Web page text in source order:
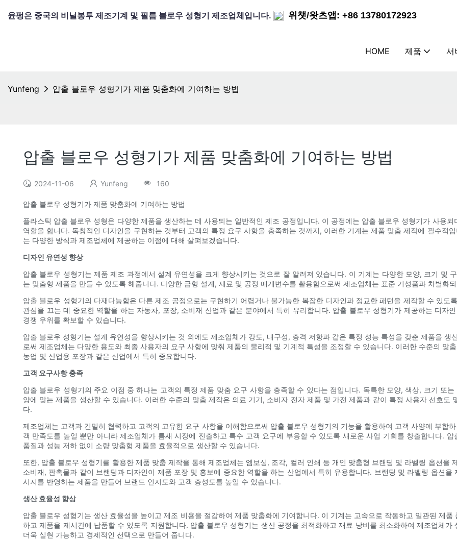
윤펑은 중국의 비닐봉투 제조기계 및 필름 블로우 성형기 제조업체입니다. 위챗/왓츠앱: +86 13780172923
HOME 제품 서
Yunfeng 압출 블로우 성형기가 제품 맞춤화에 기여하는 방법
압출 블로우 성형기가 제품 맞춤화에 기여하는 방법
2024-11-06 Yunfeng 160
압출 블로우 성형기가 제품 맞춤화에 기여하는 방법
플라스틱 압출 블로우 성형은 다양한 제품을 생산하는 데 사용되는 일반적인 제조 공정입니다. 이 공정에는 압출 블로우 성형기가 사용
역할을 합니다. 독창적인 디자인을 구현하는 것부터 고객의 특정 요구 사항을 충족하는 것까지, 이러한 기계는 제품 맞춤 제작에 필수적
는 다양한 방식과 제조업체에 제공하는 이점에 대해 살펴보겠습니다.
디자인 유연성 향상
압출 블로우 성형기는 제품 제조 과정에서 설계 유연성을 크게 향상시키는 것으로 잘 알려져 있습니다. 이 기계는 다양한 모양, 크기 및
는 맞춤형 제품을 만들 수 있도록 해줍니다. 다양한 금형 설계, 재료 및 공정 매개변수를 활용함으로써 제조업체는 표준 기성품과 차별화
압출 블로우 성형기의 다재다능함은 다른 제조 공정으로는 구현하기 어렵거나 불가능한 복잡한 디자인과 정교한 패턴을 제작할 수 있도
관심을 끄는 데 중요한 역할을 하는 자동차, 포장, 소비재 산업과 같은 분야에서 특히 유리합니다. 압출 블로우 성형기가 제공하는 디자
경쟁 우위를 확보할 수 있습니다.
압출 블로우 성형기는 설계 유연성을 향상시키는 것 외에도 제조업체가 강도, 내구성, 충격 저항과 같은 특정 성능 특성을 갖춘 제품을
로써 제조업체는 다양한 용도와 최종 사용자의 요구 사항에 맞춰 제품의 물리적 및 기계적 특성을 조정할 수 있습니다. 이러한 수준의 맞
농업 및 산업용 포장과 같은 산업에서 특히 중요합니다.
고객 요구사항 충족
압출 블로우 성형기의 주요 이점 중 하나는 고객의 특정 제품 맞춤 요구 사항을 충족할 수 있다는 점입니다. 독특한 모양, 색상, 크기 또
양에 맞는 제품을 생산할 수 있습니다. 이러한 수준의 맞춤 제작은 의료 기기, 소비자 전자 제품 및 가전 제품과 같이 특정 사용자 선호도
다.
제조업체는 고객과 긴밀히 협력하고 고객의 고유한 요구 사항을 이해함으로써 압출 블로우 성형기의 기능을 활용하여 고객 사양에 부합
객 만족도를 높일 뿐만 아니라 제조업체가 틈새 시장에 진출하고 특수 고객 요구에 부응할 수 있도록 새로운 사업 기회를 창출합니다.
품질과 성능 저하 없이 소량 맞춤형 제품을 효율적으로 생산할 수 있습니다.
또한, 압출 블로우 성형기를 활용한 제품 맞춤 제작을 통해 제조업체는 엠보싱, 조각, 컬러 인쇄 등 개인 맞춤형 브랜딩 및 라벨링 옵션을
소비재, 판촉물과 같이 브랜딩과 디자인이 제품 포장 및 홍보에 중요한 역할을 하는 산업에서 특히 유용합니다. 브랜딩 및 라벨링 옵션
시지를 반영하는 제품을 만들어 브랜드 인지도와 고객 충성도를 높일 수 있습니다.
생산 효율성 향상
압출 블로우 성형기는 생산 효율성을 높이고 제조 비용을 절감하여 제품 맞춤화에 기여합니다. 이 기계는 고속으로 작동하고 일관된 제
하고 제품을 제시간에 납품할 수 있도록 지원합니다. 압출 블로우 성형기는 생산 공정을 최적화하고 재료 낭비를 최소화하여 제조업체
더욱 실현 가능하고 경제적인 선택으로 만들어 줍니다.